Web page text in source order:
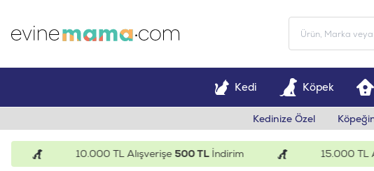
Kedi Köpek
Kedinize Özel
10.000 TL Alışverişe500 TLİndirim 15.000 TL